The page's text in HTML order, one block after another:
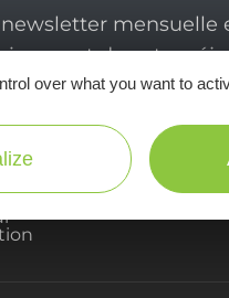
mensuelle
de votre
over what you want to